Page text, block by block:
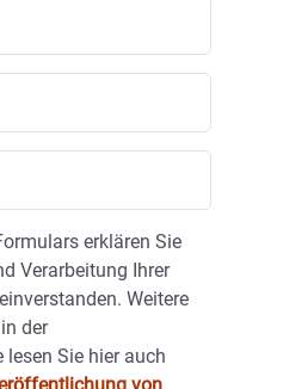
erklären Sie
Verarbeitung Ihrer
Weitere
der
lesen Sie hier auch
von